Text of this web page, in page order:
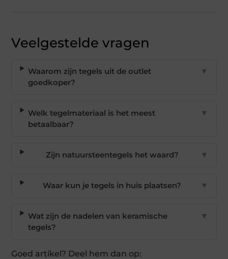
Veelgestelde vragen
Waarom zijn tegels uit de outlet
goedkoper?
▼
Welk tegelmateriaal is het meest
betaalbaar?
▼
Zijn natuursteentegels het waard? ▼
Waar kun je tegels in huis plaatsen? ▼
Wat zijn de nadelen van keramische
tegels?
▼
Goed artikel? Deel hem dan op: